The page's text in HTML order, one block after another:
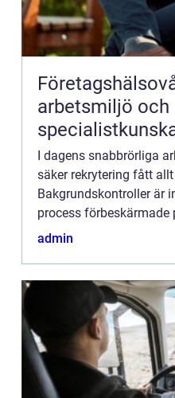
arbetsmiljö och
I dagens snabbrörliga
säker rekrytering fått
Bakgrundskontroller är
process
al...
admin